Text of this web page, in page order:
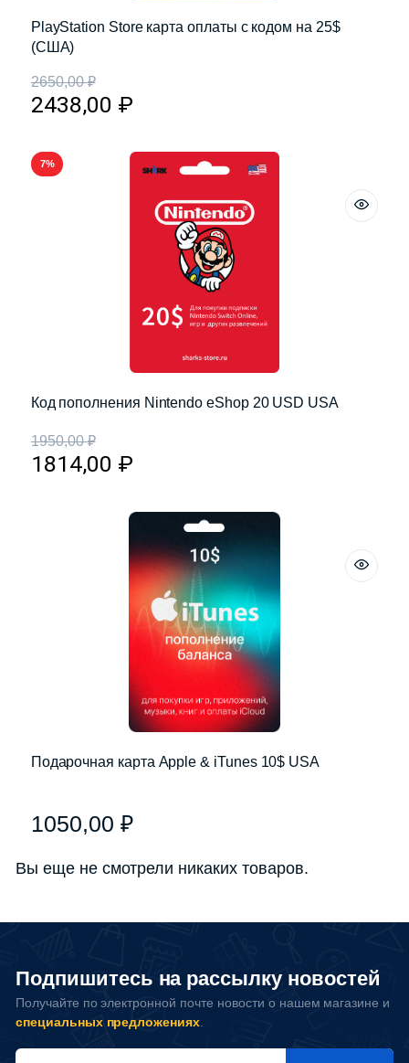
PlayStation Store карта оплаты с кодом на 25$
(США)
2650,00₽
2438,00 ₽
7%
Код пополнения Nintendo eShop 20 USD USA
1950,00₽
1814,00 ₽
Подарочная карта Apple & iTunes 10$ USA
1050,00 ₽
Вы еще не смотрели никаких товаров.
Подпишитесь на рассылку новостей
Получайте по электронной почте новости о нашем магазине и
специальных предложениях